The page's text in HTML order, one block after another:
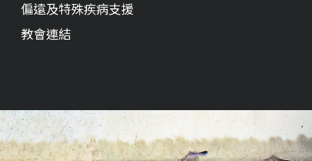
偏遠及特殊疾病支援
教會連結